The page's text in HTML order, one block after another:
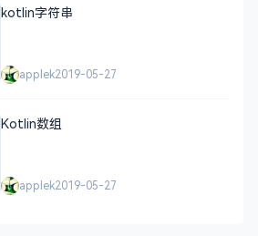
kotlin字符串
applek2019-05-27
Kotlin数组
applek2019-05-27